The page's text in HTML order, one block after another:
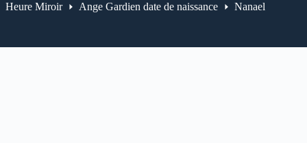
Heure Miroir Ange Gardien date de naissance Nanael